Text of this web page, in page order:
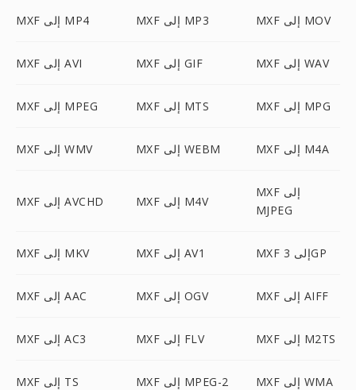
MXF إلى MP4 MXF إلى MP3 MXF إلى MOV
MXF إلى AVI MXF إلى GIF MXF إلى WAV
MXF إلى MPEG MXF إلى MTS MXF إلى MPG
MXF إلى WMV MXF إلى WEBM MXF إلى M4A
MXF إلى AVCHD MXF إلى M4V
MXF إلى
MJPEG
MXF إلى MKV MXF إلى AV1 MXF إلى 3GP
MXF إلى AAC MXF إلى OGV MXF إلى AIFF
MXF إلى AC3 MXF إلى FLV MXF إلى M2TS
MXF إلى TS MXF إلى MPEG-2 MXF إلى WMA